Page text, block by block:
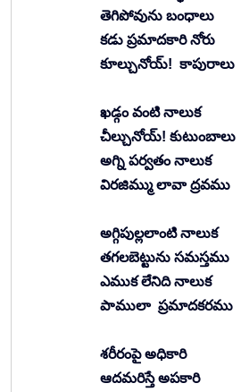
తెగిపోవును బంధాలు
కడు ప్రమాదకారి నోరు
కూల్చునోయ్!  కాపురాలు
ఖడ్గం వంటి నాలుక
చీల్చునోయ్! కుటుంబాలు
అగ్ని పర్వతం నాలుక
విరజిమ్ము లావా ద్రవము
అగ్గిపుల్లలాంటి నాలుక
తగలబెట్టును సమస్తము
ఎముక లేనిది నాలుక
పాములా  ప్రమాదకరము
శరీరంపై అధికారి
ఆదమరిస్తే అపకారి